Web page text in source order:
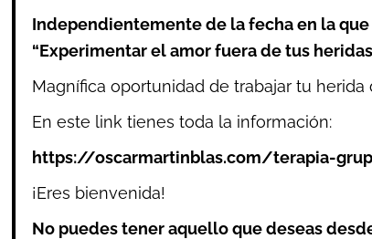
Independientemente de la fecha en la
“Experimentar el amor fuera de tus
Magnífica oportunidad de trabajar tu
En este link tienes toda la información:
https://oscarmartinblas.com/terapia-
¡Eres bienvenida!
No puedes tener aquello que deseas